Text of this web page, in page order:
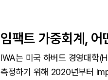
임팩트 가중회계,
IWA는 미국 하버드 경영대학
측정하기 위해 2020년부터